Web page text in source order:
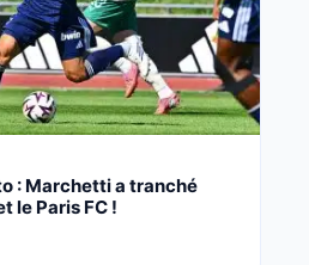
: Marchetti a tranché
le Paris FC !